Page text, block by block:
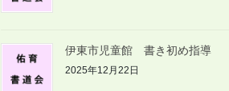
伊東市児童館 書き初め指導
2025年12月22日